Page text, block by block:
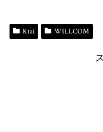
bo
ok
sk
y
Ktai WILLCOM